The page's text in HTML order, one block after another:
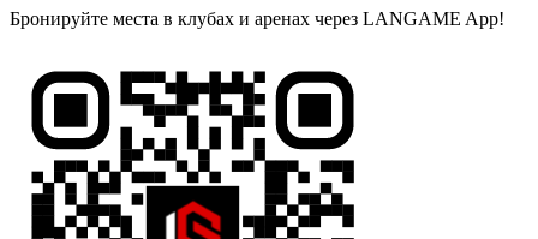
Бронируйте места в клубах и аренах через LANGAME App!